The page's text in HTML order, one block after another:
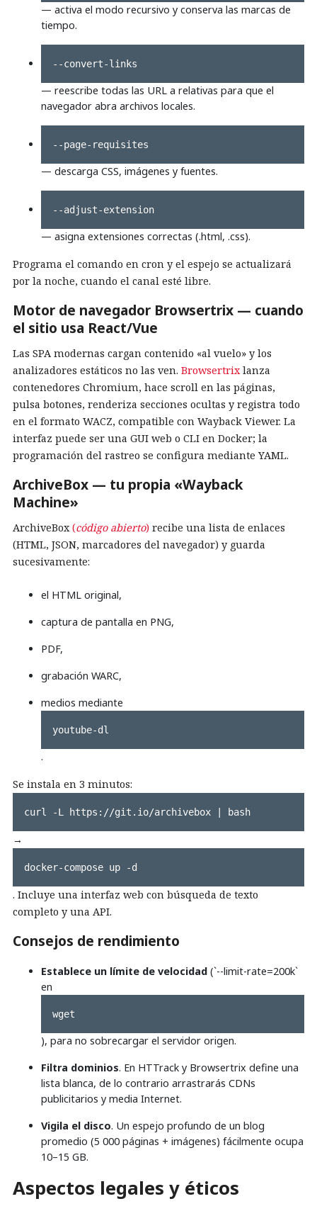
— activa el modo recursivo y conserva las marcas de
tiempo.
--convert-links
— reescribe todas las URL a relativas para que el
navegador abra archivos locales.
--page-requisites
— descarga CSS, imágenes y fuentes.
--adjust-extension
— asigna extensiones correctas (.html, .css).
Programa el comando en cron y el espejo se actualizará
por la noche, cuando el canal esté libre.
Motor de navegador Browsertrix — cuando
el sitio usa React/Vue
Las SPA modernas cargan contenido «al vuelo» y los
analizadores estáticos no las ven. Browsertrixlanza
contenedores Chromium, hace scroll en las páginas,
pulsa botones, renderiza secciones ocultas y registra todo
en el formato WACZ, compatible con Wayback Viewer. La
interfaz puede ser una GUI web o CLI en Docker; la
programación del rastreo se configura mediante YAML.
ArchiveBox — tu propia «Wayback
Machine»
ArchiveBox(código abierto) recibe una lista de enlaces
(HTML, JSON, marcadores del navegador) y guarda
sucesivamente:
el HTML original,
captura de pantalla en PNG,
PDF,
grabación WARC,
medios mediante
youtube-dl
.
Se instala en 3 minutos:
curl -L https://git.io/archivebox | bash
→
docker-compose up -d
. Incluye una interfaz web con búsqueda de texto
completo y una API.
Consejos de rendimiento
Establece un límite de velocidad (`--limit-rate=200k`
en
wget
), para no sobrecargar el servidor origen.
Filtra dominios. En HTTrack y Browsertrix define una
lista blanca, de lo contrario arrastrarás CDNs
publicitarios y media Internet.
Vigila el disco. Un espejo profundo de un blog
promedio (5 000 páginas + imágenes) fácilmente ocupa
10–15 GB.
Aspectos legales y éticos